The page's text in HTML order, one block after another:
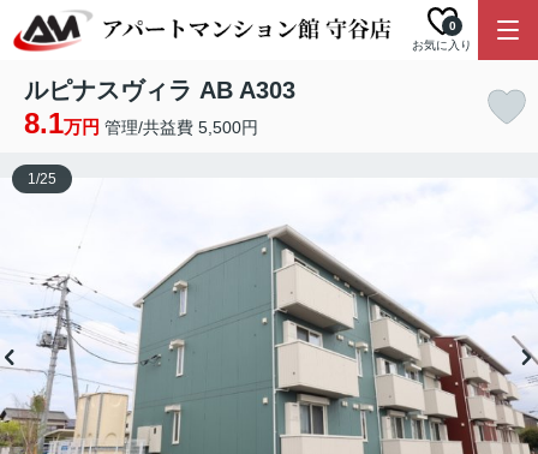
お気に入り
0
ルピナスヴィラ AB A303
8.1万円 管理/共益費 5,500円
1/25